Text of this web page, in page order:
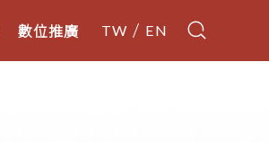
TW EN
數位推廣